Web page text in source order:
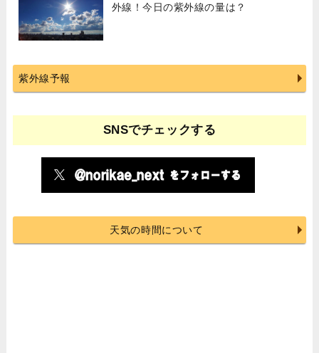
外線！今日の紫外線の量は？
紫外線予報
SNSでチェックする
天気の時間について